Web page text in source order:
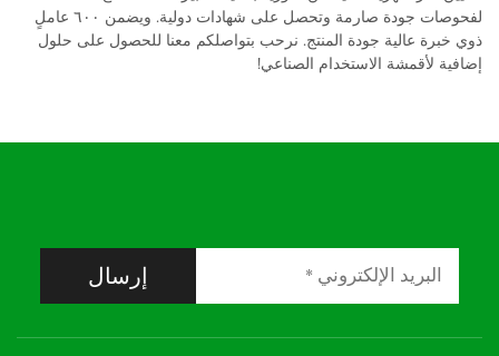
لفحوصات جودة صارمة وتحصل على شهادات دولية. ويضمن ٦٠٠ عاملٍ
ذوي خبرة عالية جودة المنتج. نرحب بتواصلكم معنا للحصول على حلول
إضافية لأقمشة الاستخدام الصناعي!
إرسال